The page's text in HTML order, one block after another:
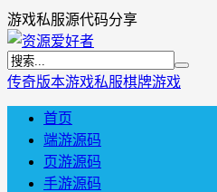
游戏私服源代码分享
传奇版本游戏私服棋牌游戏
首页
端游源码
页游源码
手游源码